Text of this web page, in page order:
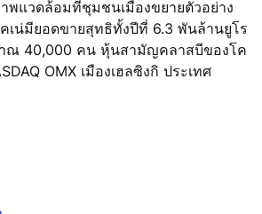
พแวดล้อมที่ชุมชนเมืองขยายตัวอย่าง
คเน่มียอดขายสุทธิทั้งปีที่ 6.3 พันล้านยูโร
ณ 40,000 คน หุ้นสามัญคลาสบีของโค
OMX เมืองเฮลซิงกิ ประเทศ